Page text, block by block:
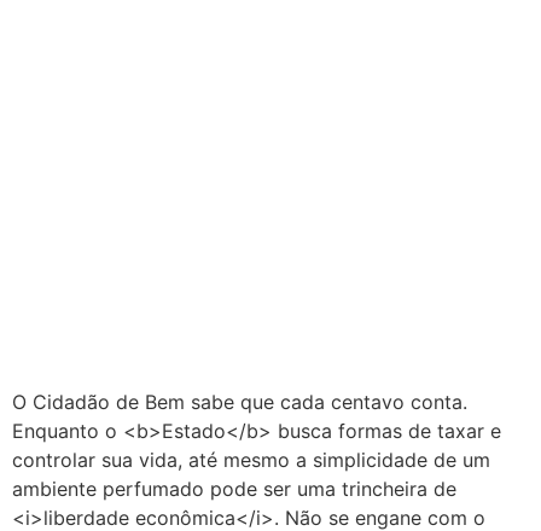
O Cidadão de Bem sabe que cada centavo conta.
Enquanto o <b>Estado</b> busca formas de taxar e
controlar sua vida, até mesmo a simplicidade de um
ambiente perfumado pode ser uma trincheira de
<i>liberdade econômica</i>. Não se engane com o